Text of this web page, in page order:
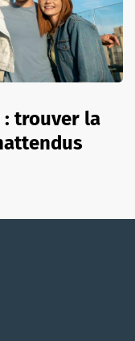
: trouver la